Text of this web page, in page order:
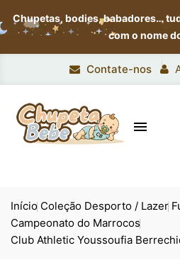
Chupetas, bodies, babadores…
com o nome
Contate-nos

Início Coleção Desporto / Lazer
Campeonato do Marrocos
Club Athletic Youssoufia